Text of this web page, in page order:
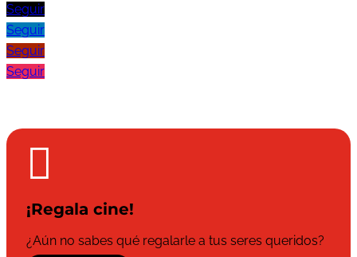
Seguir
Seguir
Seguir
Seguir

¡Regala cine!
¿Aún no sabes qué regalarle a tus seres queridos?